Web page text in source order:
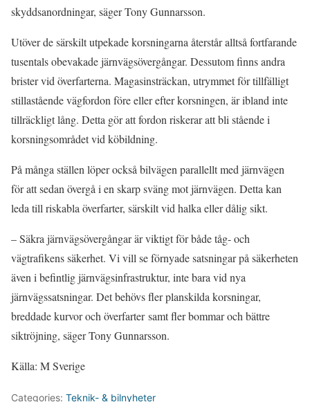
skyddsanordningar, säger Tony Gunnarsson.
Utöver de särskilt utpekade korsningarna återstår alltså fortfarande
tusentals obevakade järnvägsövergångar. Dessutom finns andra
brister vid överfarterna. Magasinsträckan, utrymmet för tillfälligt
stillastående vägfordon före eller efter korsningen, är ibland inte
tillräckligt lång. Detta gör att fordon riskerar att bli stående i
korsningsområdet vid köbildning.
På många ställen löper också bilvägen parallellt med järnvägen
för att sedan övergå i en skarp sväng mot järnvägen. Detta kan
leda till riskabla överfarter, särskilt vid halka eller dålig sikt.
– Säkra järnvägsövergångar är viktigt för både tåg- och
vägtrafikens säkerhet. Vi vill se förnyade satsningar på säkerheten
även i befintlig järnvägsinfrastruktur, inte bara vid nya
järnvägssatsningar. Det behövs fler planskilda korsningar,
breddade kurvor och överfarter samt fler bommar och bättre
siktröjning, säger Tony Gunnarsson.
Källa: M Sverige
Categories: Teknik- & bilnyheter